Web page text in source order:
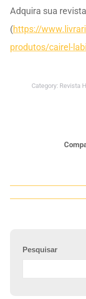
Adquira sua
(https://www.
produtos/cairel-
Category: Revista
Navegação
Pesquisar